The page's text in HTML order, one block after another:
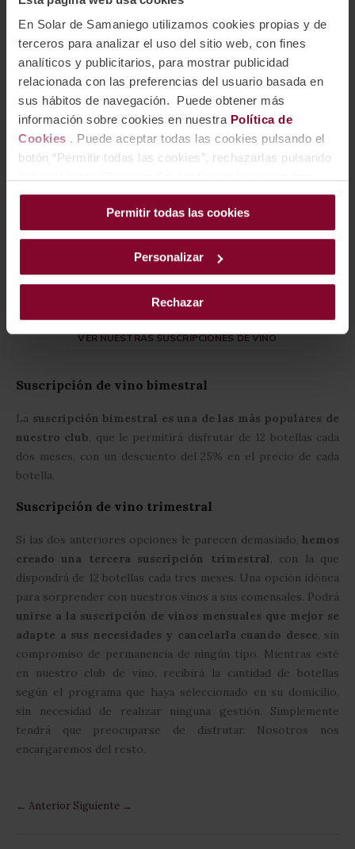
En Solar de Samaniego utilizamos cookies propias y de
terceros para analizar el uso del sitio web, con fines
analíticos y publicitarios, para mostrar publicidad
relacionada con las preferencias del usuario basada en
sus hábitos de navegación. Puede obtener más
información sobre cookies en nuestra Política de
Cookies . Puede aceptar todas las cookies pulsando el
botón “Permitir todas las cookies”, rechazarlas pulsando
instalar pulsando el botón de “Personalizar”.
Permitir todas las cookies
Personalizar
Rechazar
Elija su modalidad de suscripción
Suscripción de vino mensual
Lasuscripción de vino mensual es la más exclusiva de
nuestro club de vinos
, con la que recibirá una selección
muy variada de 12 botellas cada mes en su domicilio, con un
30% de descuento.
VER NUESTRAS SUSCRIPCIONES DE VINO
Suscripción de vino bimestral
La suscripción bimestral es una de las más populares de
nuestro club, que le permitirá disfrutar de 12 botellas cada
dos meses, con un descuento del 25% en el precio de cada
botella.
Suscripción de vino trimestral
Si las dos anteriores opciones le parecen demasiado, hemos
creado una tercera suscripción trimestral, con la que
dispondrá de 12 botellas cada tres meses. Una opción idónea
para sorprender con nuestros vinos a sus comensales. Podrá
unirse a la suscripción de vinos mensuales que mejor se
adapte a sus necesidades y cancelarla cuando desee, sin
compromiso de permanencia de ningún tipo. Mientras esté
en nuestro club de vino, recibirá la cantidad de botellas
según el programa que haya seleccionado en su domicilio,
sin necesidad de realizar ninguna gestión. Simplemente
tendrá que preocuparse de disfrutar. Nosotros nos
encargaremos del resto.
← Anterior Siguiente →